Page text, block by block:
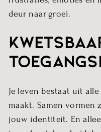
deur naar groei.
Je leven bestaat uit
maakt. Samen vormen
jouw identiteit. En